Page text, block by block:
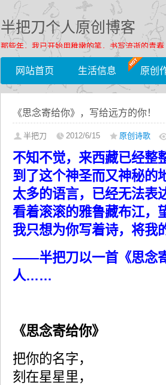
半把刀个人原创博客
那些年，我已开始用稚嫩的笔，书写流逝的青
网站首页 生活信息 原创
《思念寄给你》，写给远方的你！
半把刀 2012/6/15 原创诗歌
不知不觉，来西藏已经整
到了这个神圣而又神秘的
太多的语言，已经无法表
看着滚滚的雅鲁藏布江，
我只想为你写着诗，将
——半把刀以一首《思念
人……
《思念寄给你》
把你的名字，
刻在星星里，